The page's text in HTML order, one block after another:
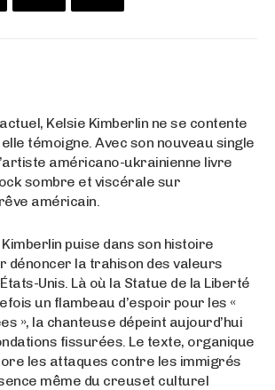
Kelsie Kimberlin ne se contente
témoigne. Avec son nouveau single
américano-ukrainienne livre
sombre et viscérale sur
américain.
Kimberlin puise dans son histoire
dénoncer la trahison des valeurs
Unis. Là où la Statue de la Liberté
un flambeau d’espoir pour les «
», la chanteuse dépeint aujourd’hui
fissurées. Le texte, organique
les attaques contre les immigrés
même du creuset culturel